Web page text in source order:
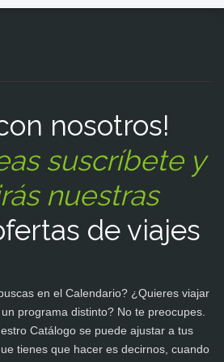
nosotros!
suscríbete y
nuestras
de viajes
en el Calendario? ¿Quieres viajar
programa distinto? No te preocupes.
Catálogo se puede ajustar a tus
tienes que hacer es decirnos, cuando